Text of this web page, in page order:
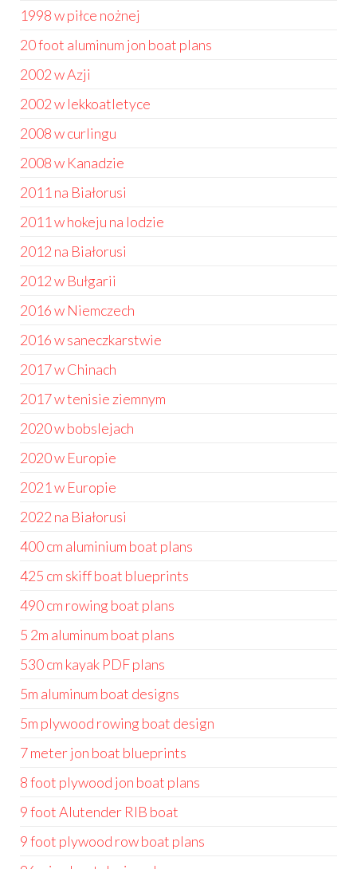
1998 w piłce nożnej
20 foot aluminum jon boat plans
2002 w Azji
2002 w lekkoatletyce
2008 w curlingu
2008 w Kanadzie
2011 na Białorusi
2011 w hokeju na lodzie
2012 na Białorusi
2012 w Bułgarii
2016 w Niemczech
2016 w saneczkarstwie
2017 w Chinach
2017 w tenisie ziemnym
2020 w bobslejach
2020 w Europie
2021 w Europie
2022 na Białorusi
400 cm aluminium boat plans
425 cm skiff boat blueprints
490 cm rowing boat plans
5 2m aluminum boat plans
530 cm kayak PDF plans
5m aluminum boat designs
5m plywood rowing boat design
7 meter jon boat blueprints
8 foot plywood jon boat plans
9 foot Alutender RIB boat
9 foot plywood row boat plans